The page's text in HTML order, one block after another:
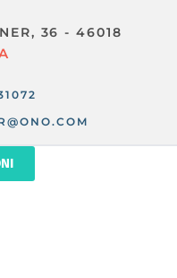
36 - 46018